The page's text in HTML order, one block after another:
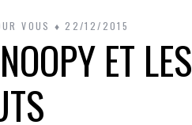
VOUS 22/12/2015
ET LES